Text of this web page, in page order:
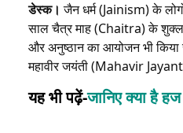
डेस्क।जैन धर्म (Jainism) के
साल चैत्र माह (Chaitra) के शुक्ल
और अनुष्ठान का आयोजन भी किया
महावीर जयंती (Mahavir
यह भी पढ़ें-जानिए क्या है